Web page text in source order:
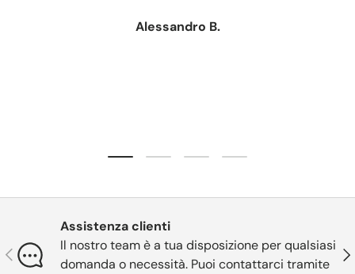
Alessandro B.
Carica slide 1 di 4
Carica slide 2 di 4
Carica slide 3 di 4
Carica slide 4 di 4
Indietro
Assistenza clienti
Il nostro team è a tua disposizione per qualsiasi
domanda o necessità. Puoi contattarci tramite